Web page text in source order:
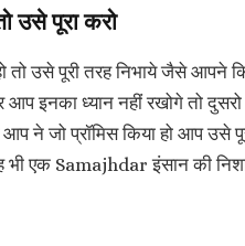
उसे पूरा करो
तो उसे पूरी तरह निभाये जैसे आपने
आप इनका ध्यान नहीं रखोगे तो
ने जो प्रॉमिस किया हो आप उसे
एक Samajhdar इंसान की